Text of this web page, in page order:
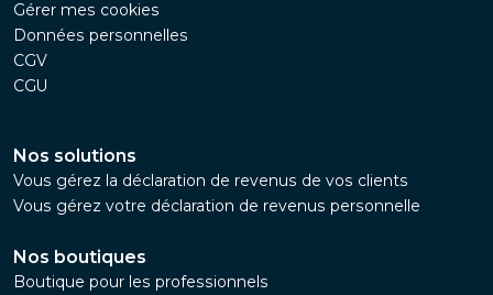
Gérer mes cookies
Données personnelles
CGV
CGU
Nos solutions
Vous gérez la déclaration de revenus de vos clients
Vous gérez votre déclaration de revenus personnelle
Nos boutiques
Boutique pour les professionnels